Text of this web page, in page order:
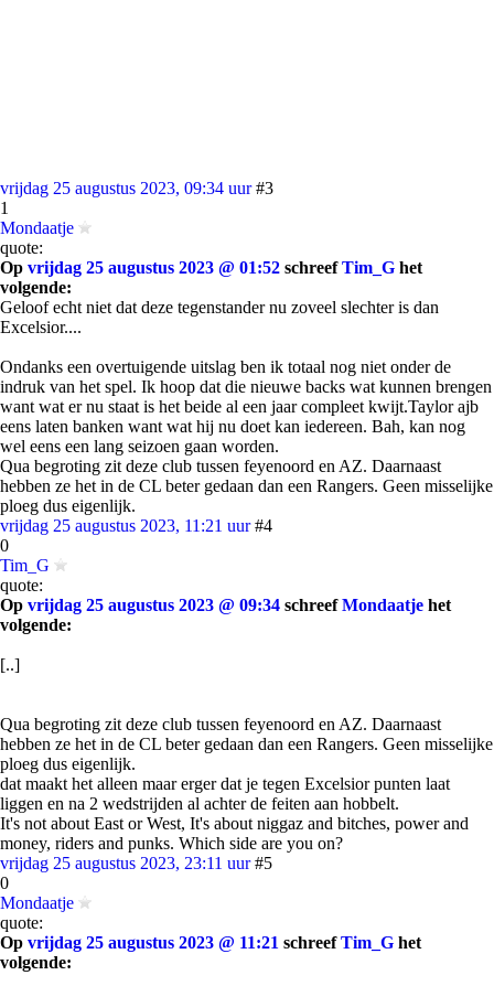
vrijdag 25 augustus 2023, 09:34 uur #3
1
Mondaatje
quote:
Op vrijdag 25 augustus 2023 @ 01:52 schreefTim_G het
volgende:
Geloof echt niet dat deze tegenstander nu zoveel slechter is dan
Excelsior....
Ondanks een overtuigende uitslag ben ik totaal nog niet onder de
indruk van het spel. Ik hoop dat die nieuwe backs wat kunnen brengen
want wat er nu staat is het beide al een jaar compleet kwijt.Taylor ajb
eens laten banken want wat hij nu doet kan iedereen. Bah, kan nog
wel eens een lang seizoen gaan worden.
Qua begroting zit deze club tussen feyenoord en AZ. Daarnaast
hebben ze het in de CL beter gedaan dan een Rangers. Geen misselijke
ploeg dus eigenlijk.
vrijdag 25 augustus 2023, 11:21 uur #4
0
Tim_G
quote:
Op vrijdag 25 augustus 2023 @ 09:34 schreefMondaatje het
volgende:
[..]
Qua begroting zit deze club tussen feyenoord en AZ. Daarnaast
hebben ze het in de CL beter gedaan dan een Rangers. Geen misselijke
ploeg dus eigenlijk.
dat maakt het alleen maar erger dat je tegen Excelsior punten laat
liggen en na 2 wedstrijden al achter de feiten aan hobbelt.
It's not about East or West, It's about niggaz and bitches, power and
money, riders and punks. Which side are you on?
vrijdag 25 augustus 2023, 23:11 uur #5
0
Mondaatje
quote:
Op vrijdag 25 augustus 2023 @ 11:21 schreefTim_G het
volgende: